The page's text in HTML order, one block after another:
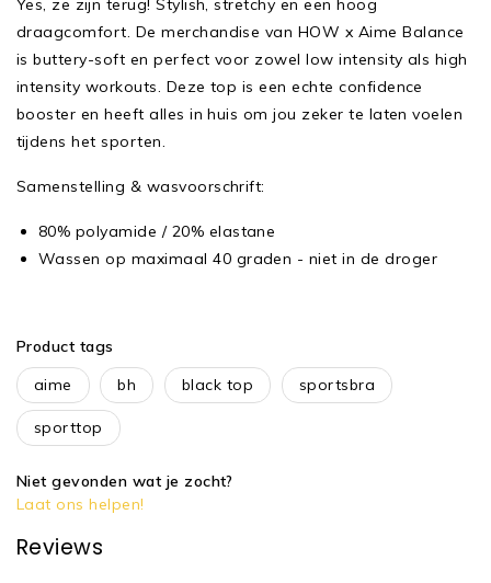
draagcomfort. De merchandise van HOW x Aime Balance
is buttery-soft en perfect voor zowel low intensity als high
intensity workouts. Deze top is een echte confidence
booster en heeft alles in huis om jou zeker te laten voelen
tijdens het sporten.
Samenstelling & wasvoorschrift:
80% polyamide / 20% elastane
Wassen op maximaal 40 graden - niet in de droger
Product tags
aime
bh black top sportsbra
sporttop
Niet gevonden wat je zocht?
Laat ons helpen!
Reviews